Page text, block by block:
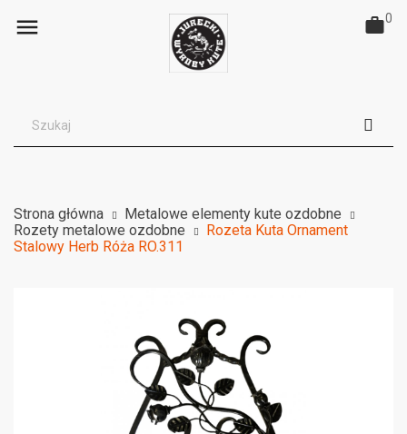
 0
Strona główna
Metalowe elementy kute ozdobne
Rozety metalowe ozdobne
Rozeta Kuta Ornament
Stalowy Herb Róża RO.311